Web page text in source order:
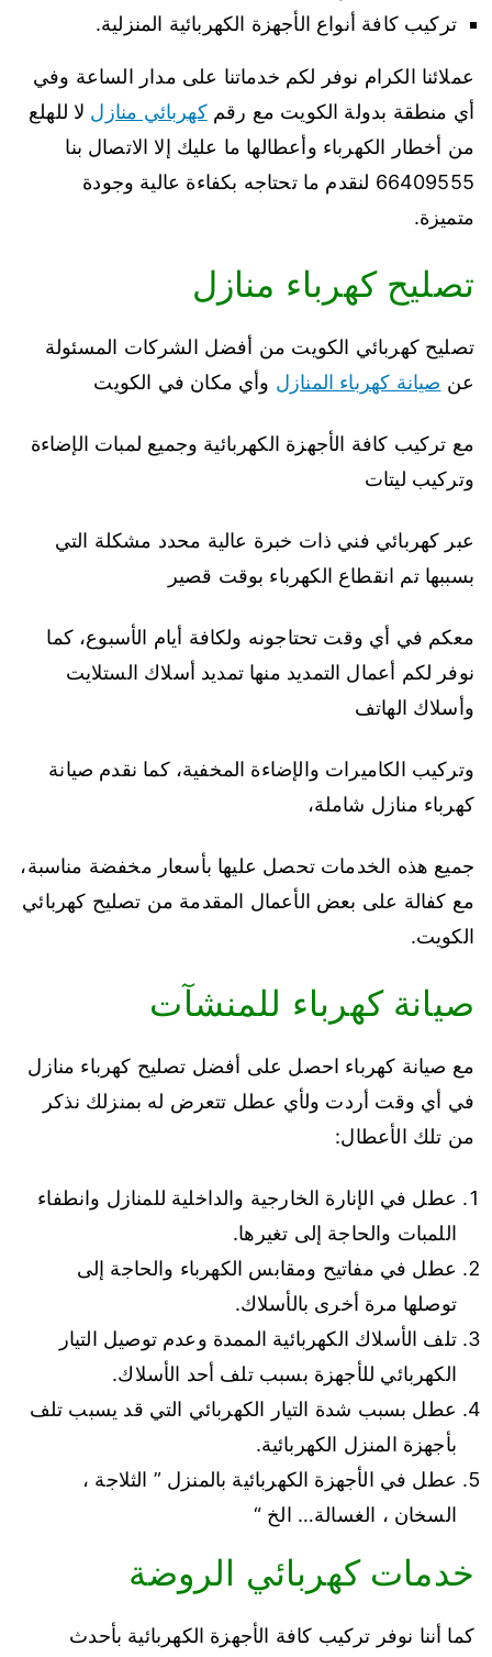
تركيب كافة أنواع الأجهزة الكهربائية المنزلية.
عملائنا الكرام نوفر لكم خدماتنا على مدار الساعة وفي
أي منطقة بدولة الكويت مع رقمكهربائي منازل لا للهلع
من أخطار الكهرباء وأعطالها ما عليك إلا الاتصال بنا
66409555 لنقدم ما تحتاجه بكفاءة عالية وجودة
متميزة.
تصليح كهرباء منازل
تصليح كهربائي الكويت من أفضل الشركات المسئولة
عن صيانة كهرباء المنازل وأي مكان في الكويت
مع تركيب كافة الأجهزة الكهربائية وجميع لمبات الإضاءة
وتركيب ليتات
عبر كهربائي فني ذات خبرة عالية محدد مشكلة التي
بسببها تم انقطاع الكهرباء بوقت قصير
معكم في أي وقت تحتاجونه ولكافة أيام الأسبوع، كما
نوفر لكم أعمال التمديد منها تمديد أسلاك الستلايت
وأسلاك الهاتف
وتركيب الكاميرات والإضاءة المخفية، كما نقدم صيانة
كهرباء منازل شاملة،
جميع هذه الخدمات تحصل عليها بأسعار مخفضة مناسبة،
مع كفالة على بعض الأعمال المقدمة من تصليح كهربائي
الكويت.
صيانة كهرباء للمنشآت
مع صيانة كهرباء احصل على أفضل تصليح كهرباء منازل
في أي وقت أردت ولأي عطل تتعرض له بمنزلك نذكر
من تلك الأعطال:
عطل في الإنارة الخارجية والداخلية للمنازل وانطفاء
اللمبات والحاجة إلى تغيرها.
عطل في مفاتيح ومقابس الكهرباء والحاجة إلى
توصلها مرة أخرى بالأسلاك.
تلف الأسلاك الكهربائية الممدة وعدم توصيل التيار
الكهربائي للأجهزة بسبب تلف أحد الأسلاك.
عطل بسبب شدة التيار الكهربائي التي قد يسبب تلف
بأجهزة المنزل الكهربائية.
عطل في الأجهزة الكهربائية بالمنزل ” الثلاجة ،
السخان ، الغسالة… الخ “
خدمات كهربائي الروضة
كما أننا نوفر تركيب كافة الأجهزة الكهربائية بأحدث